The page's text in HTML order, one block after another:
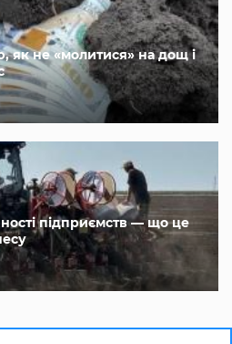
як не «молитися» на дощ і
підприємств — що це